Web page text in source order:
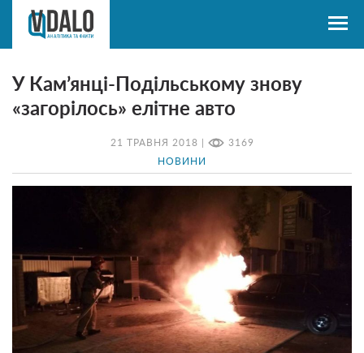
21 ТРАВНЯ 2018 | 3169
НОВИНИ
У Кам’янці-Подільському знову
«загорілось» елітне авто